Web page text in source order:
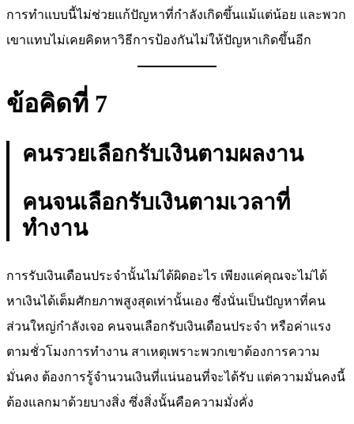
การทำแบบนี้ไม่ช่วยแก้ปัญหาที่กำลังเกิดขึ้นแม้แต่น้อย และพวก
เขาแทบไม่เคยคิดหาวิธีการป้องกันไม่ให้ปัญหาเกิดขึ้นอีก
ข้อคิดที่ 7
คนรวยเลือกรับเงินตามผลงาน
คนจนเลือกรับเงินตามเวลาที่
ทำงาน
การรับเงินเดือนประจำนั้นไม่ได้ผิดอะไร เพียงแค่คุณจะไม่ได้
หาเงินได้เต็มศักยภาพสูงสุดเท่านั้นเอง ซึ่งนั่นเป็นปัญหาที่คน
ส่วนใหญ่กำลังเจอ คนจนเลือกรับเงินเดือนประจำ หรือค่าแรง
ตามชั่วโมงการทำงาน สาเหตุเพราะพวกเขาต้องการความ
มั่นคง ต้องการรู้จำนวนเงินที่แน่นอนที่จะได้รับ แต่ความมั่นคงนี้
ต้องแลกมาด้วยบางสิ่ง ซึ่งสิ่งนั้นคือความมั่งคั่ง